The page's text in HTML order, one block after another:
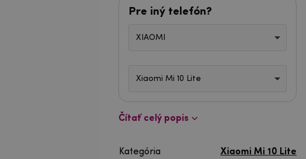
Pre iný telefón?
XIAOMI
Xiaomi Mi 10 Lite
Čítať celý popis
Kategória
Xiaomi Mi 10 Lite